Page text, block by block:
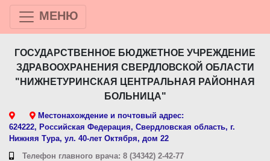
МЕНЮ
ГОСУДАРСТВЕННОЕ БЮДЖЕТНОЕ УЧРЕЖДЕНИЕ
ЗДРАВООХРАНЕНИЯ СВЕРДЛОВСКОЙ ОБЛАСТИ
"НИЖНЕТУРИНСКАЯ ЦЕНТРАЛЬНАЯ РАЙОННАЯ
БОЛЬНИЦА"
Местонахождение и почтовый адрес:
624222, Российская Федерация, Свердловская область, г.
Нижняя Тура, ул. 40-лет Октября, дом 22
Телефон главного врача: 8 (34342) 2-42-77